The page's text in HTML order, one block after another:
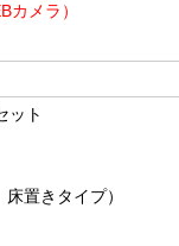
メラ）
ット
置きタイプ）